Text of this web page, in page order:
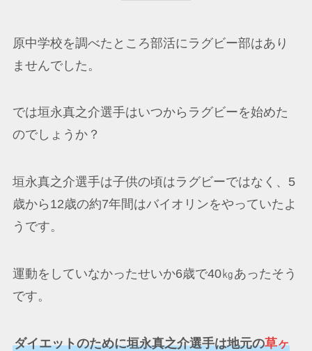
原中学校を調べたところ部活にラグビー部はあり
ませんでした。
では垣永真之介選手はいつからラグビーを始めた
のでしょうか？
垣永真之介選手は子供の頃はラグビーではなく、5
歳から12歳の約7年間はバイオリンをやっていたよ
うです。
運動をしていなかったせいか6歳で40㎏あったそう
です。
ダイエットのために垣永真之介選手は地元の草ヶ